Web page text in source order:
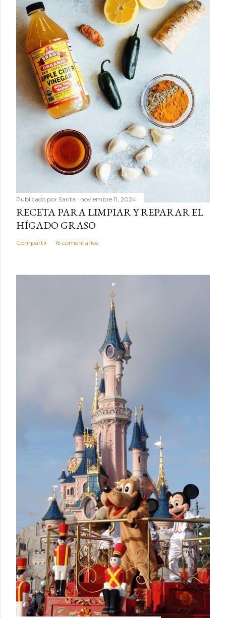
Publicado por Sarita noviembre 11, 2024
RECETA PARA LIMPIAR Y REPARAR EL
HÍGADO GRASO
Compartir 16 comentarios